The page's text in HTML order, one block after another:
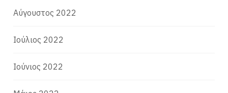
Αύγουστος 2022
Ιούλιος 2022
Ιούνιος 2022